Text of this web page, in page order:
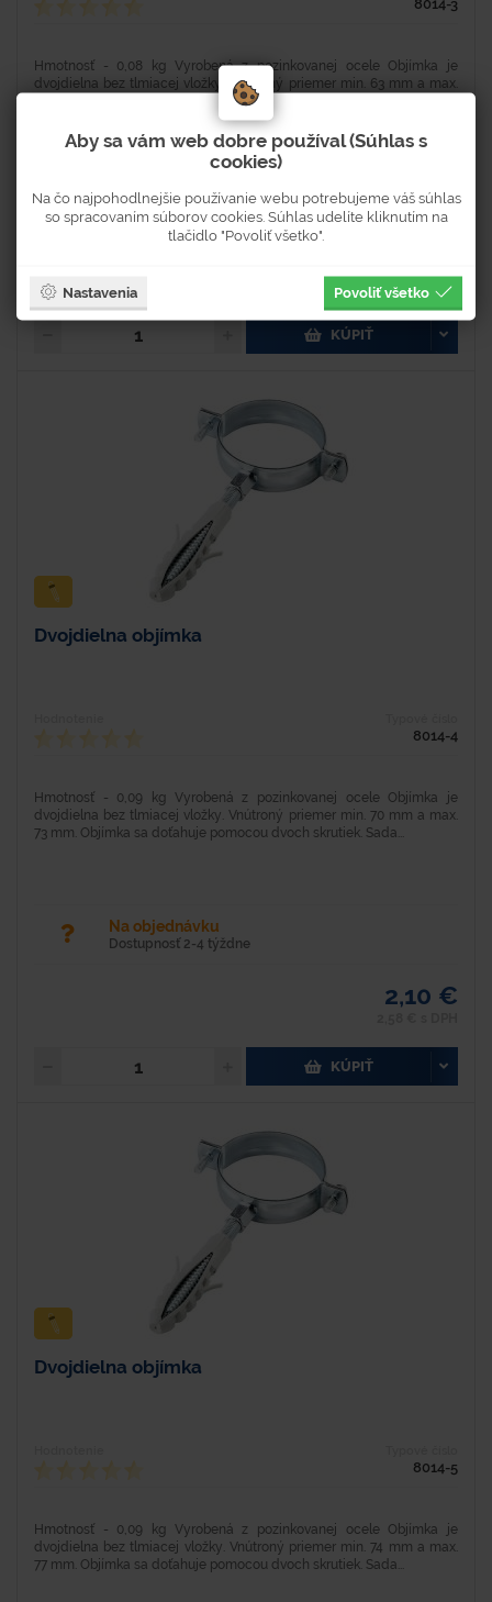
8014-3
Hmotnosť - 0,08 kg Vyrobená z pozinkovanej ocele Objímka je
dvojdielna bez tlmiacej vložky. Vnútroný priemer min. 63 mm a max.
67 mm. Objímka sa doťahuje pomocou dvoch skrutiek. Sada...
Na objednávku
Dostupnosť 2-4 týždne
2,21 € s DPH
KÚPIŤ
Dvojdielna objímka
8014-4
Hmotnosť - 0,09 kg Vyrobená z pozinkovanej ocele Objímka je
dvojdielna bez tlmiacej vložky. Vnútroný priemer min. 70 mm a max.
73 mm. Objímka sa doťahuje pomocou dvoch skrutiek. Sada...
Na objednávku
Dostupnosť 2-4 týždne
2,10 €
KÚPIŤ
Dvojdielna objímka
8014-5
Hmotnosť - 0,09 kg Vyrobená z pozinkovanej ocele Objímka je
dvojdielna bez tlmiacej vložky. Vnútroný priemer min. 74 mm a max.
77 mm. Objímka sa doťahuje pomocou dvoch skrutiek. Sada...
Aby sa vám web dobre používal (Súhlas s
cookies)
Na čo najpohodlnejšie používanie webu potrebujeme váš súhlas
so spracovaním súborov cookies. Súhlas udelíte kliknutím na
tlačidlo "Povoliť všetko".
Nastavenia Povoliť všetko